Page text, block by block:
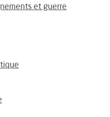
et guerre